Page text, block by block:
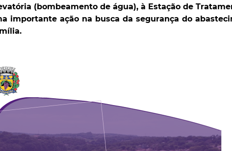
(bombeamento de água), à Estação de
importante ação na busca da segurança do